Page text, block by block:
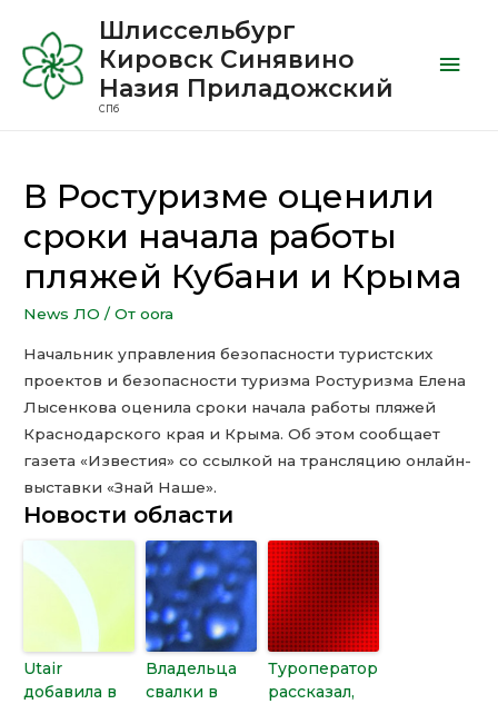
Шлиссельбург
Кировск Синявино
Назия Приладожский
СПб
В Ростуризме оценили
сроки начала работы
пляжей Кубани и Крыма
News ЛО / От oora
Начальник управления безопасности туристских
проектов и безопасности туризма Ростуризма Елена
Лысенкова оценила сроки начала работы пляжей
Краснодарского края и Крыма. Об этом сообщает
газета «Известия» со ссылкой на трансляцию онлайн-
выставки «Знай Наше».
Новости области
Utair
добавила в
Владельца
свалки в
Туроператор
рассказал,